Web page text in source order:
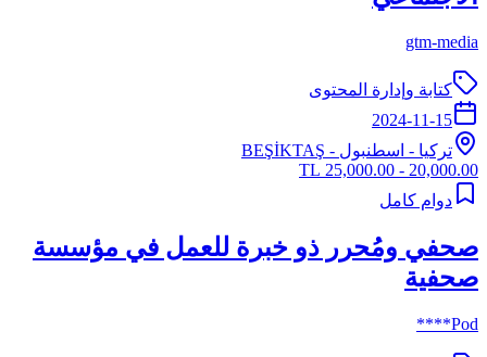
gtm-media
كتابة وإدارة المحتوى
2024-11-15
تركيا - اسطنبول - BEŞİKTAŞ
20,000.00 - 25,000.00 TL
دوام كامل
صحفي ومُحرر ذو خبرة للعمل في مؤسسة
صحفية
Pod****